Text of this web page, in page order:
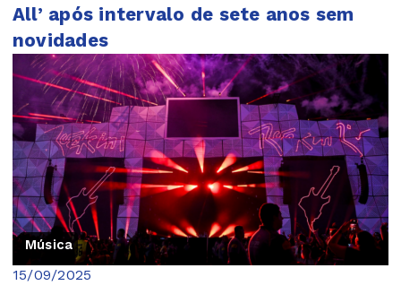
All’ após intervalo de sete anos sem
novidades
Música
15/09/2025